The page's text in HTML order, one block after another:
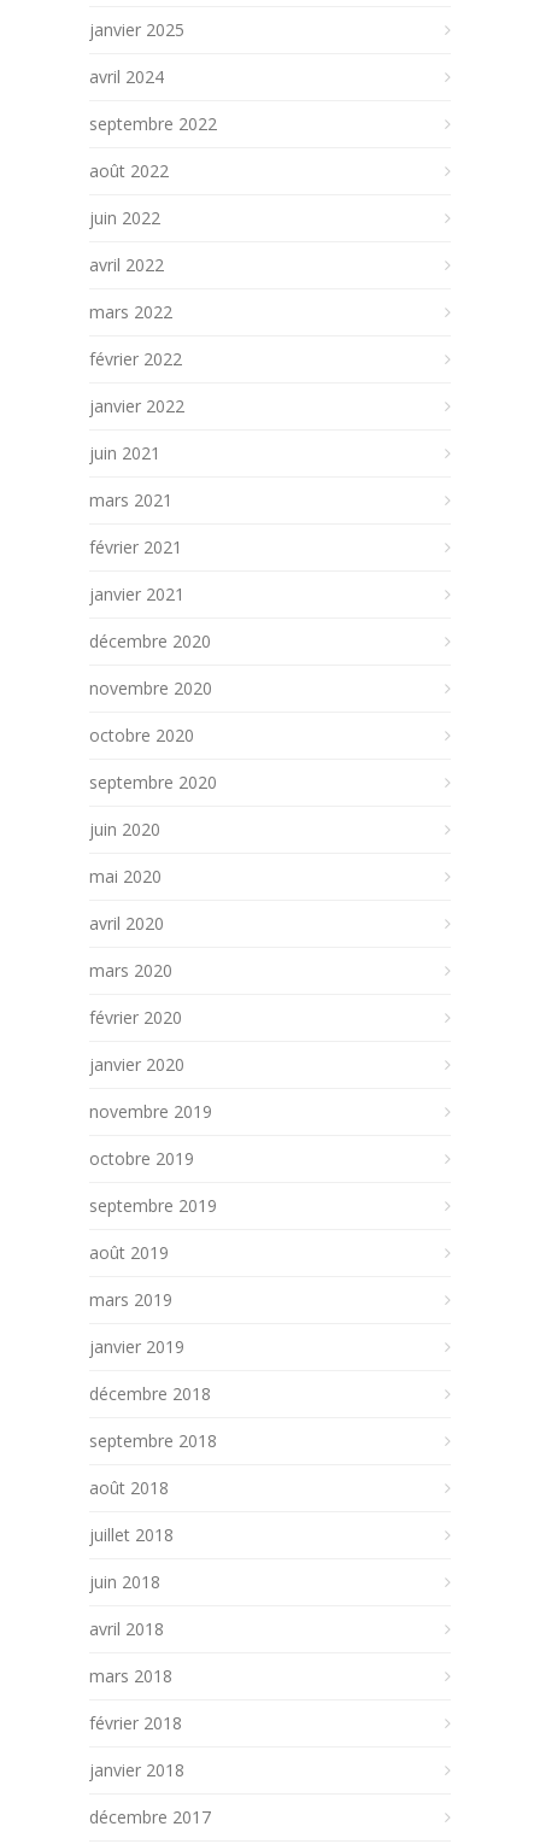
janvier 2025
avril 2024
septembre 2022
août 2022
juin 2022
avril 2022
mars 2022
février 2022
janvier 2022
juin 2021
mars 2021
février 2021
janvier 2021
décembre 2020
novembre 2020
octobre 2020
septembre 2020
juin 2020
mai 2020
avril 2020
mars 2020
février 2020
janvier 2020
novembre 2019
octobre 2019
septembre 2019
août 2019
mars 2019
janvier 2019
décembre 2018
septembre 2018
août 2018
juillet 2018
juin 2018
avril 2018
mars 2018
février 2018
janvier 2018
décembre 2017